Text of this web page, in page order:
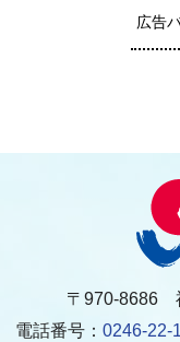
広告
〒970-8686
電話番号： 0246-22-